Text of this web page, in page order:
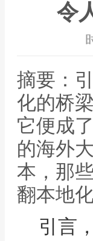
令
摘要：
化的桥
它便成
的海外
本，那
翻本地
引言